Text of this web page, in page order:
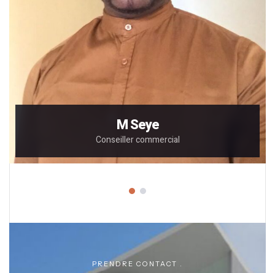
M Seye
Conseiller commercial
PRENDRE CONTACT .